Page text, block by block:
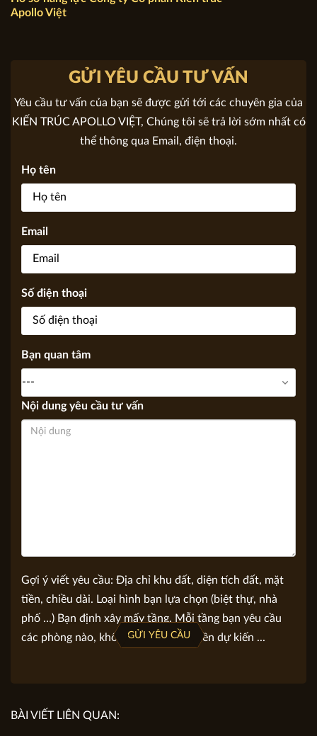
GỬI YÊU CẦU TƯ VẤN
KIẾN TRÚC APOLLO VIỆT, Chúng tôi sẽ trả lời sớm nhất có
Họ tên
Email
Số điện thoại
Bạn quan tâm
Gợi ý viết yêu cầu: Địa chỉ khu đất, diện tích đất, mặt